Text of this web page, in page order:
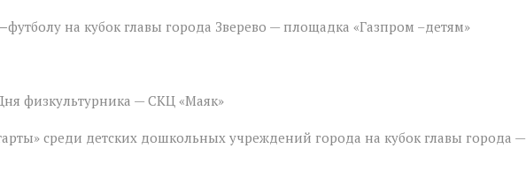
в
футболу на кубок главы города Зверево — площадка «Газпром –детям»
физкультурника — СКЦ «Маяк»
среди детских дошкольных учреждений города на кубок главы города —